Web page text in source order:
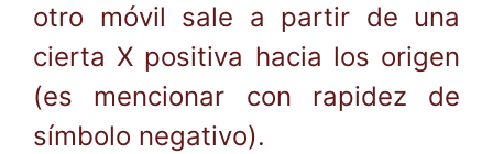
otro móvil sale a partir de una
cierta X positiva hacia los origen
(es mencionar con rapidez de
símbolo negativo).